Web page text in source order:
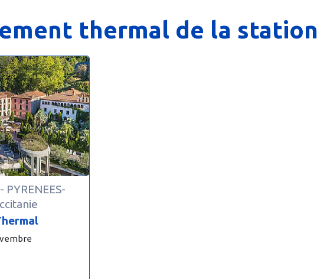
thermal de la station
PYRENEES-